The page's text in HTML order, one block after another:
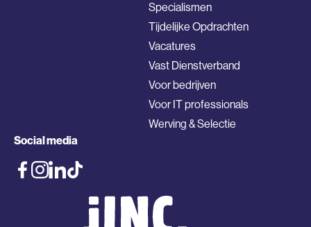
Specialismen
Tijdelijke Opdrachten
Vacatures
Vast Dienstverband
Voor bedrijven
Voor IT professionals
Werving & Selectie
Social media